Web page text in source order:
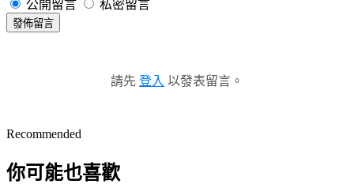
公開留言 私密留言
發佈留言
請先 登入 以發表留言。
Recommended
你可能也喜歡